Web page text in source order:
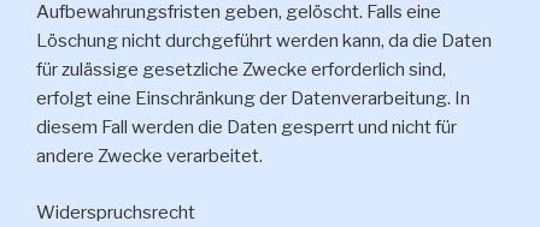
Aufbewahrungsfristen geben, gelöscht. Falls eine
Löschung nicht durchgeführt werden kann, da die Daten
für zulässige gesetzliche Zwecke erforderlich sind,
erfolgt eine Einschränkung der Datenverarbeitung. In
diesem Fall werden die Daten gesperrt und nicht für
andere Zwecke verarbeitet.
Widerspruchsrecht